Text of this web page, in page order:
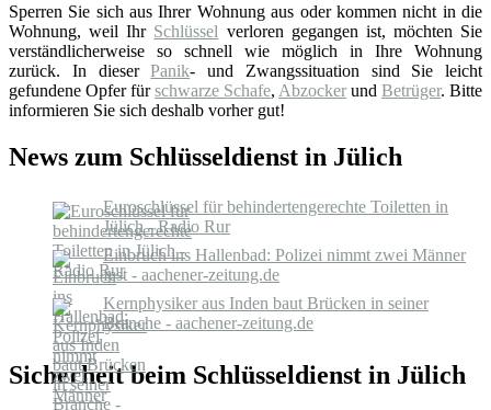
Sperren Sie sich aus Ihrer Wohnung aus oder kommen nicht in die
Wohnung, weil Ihr Schlüssel verloren gegangen ist, möchten Sie
verständlicherweise so schnell wie möglich in Ihre Wohnung
zurück. In dieserPanik- und Zwangssituation sind Sie leicht
gefundene Opfer fürschwarze Schafe, Abzocker und Betrüger. Bitte
informieren Sie sich deshalb vorher gut!
News zum Schlüsseldienst in Jülich
Euroschlüssel für behindertengerechte Toiletten in
Jülich - Radio Rur
Einbruch ins Hallenbad: Polizei nimmt zwei Männer
fest - aachener-zeitung.de
Kernphysiker aus Inden baut Brücken in seiner
Branche - aachener-zeitung.de
Sicherheit beim Schlüsseldienst in Jülich